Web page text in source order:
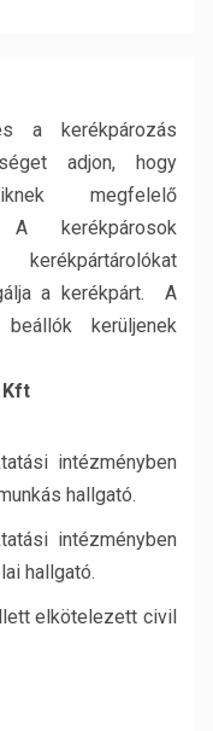
a kerékpározás
adjon, hogy
megfelelő
A kerékpárosok
a kerékpárt. A
kerüljenek
Kft
intézményben
hallgató.
intézményben
hallgató.
elkötelezett civil